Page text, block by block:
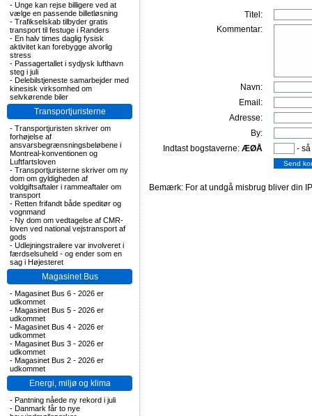
- Unge kan rejse billigere ved at
vælge en passende billetløsning
- Trafikselskab tilbyder gratis
transport til festuge i Randers
- En halv times daglig fysisk
aktivitet kan forebygge alvorlig
stress
- Passagertallet i sydjysk lufthavn
steg i juli
- Delebilstjeneste samarbejder med
kinesisk virksomhed om
selvkørende biler
Transportjuristerne
- Transportjuristen skriver om
forhøjelse af
ansvarsbegrænsningsbeløbene i
Montreal-konventionen og
Luftfartsloven
- Transportjuristerne skriver om ny
dom om gyldigheden af
voldgiftsaftaler i rammeaftaler om
transport
- Retten frifandt både speditør og
vognmand
- Ny dom om vedtagelse af CMR-
loven ved national vejstransport af
gods
- Udlejningstrailere var involveret i
færdselsuheld - og ender som en
sag i Højesteret
Magasinet Bus
- Magasinet Bus 6 - 2026 er
udkommet
- Magasinet Bus 5 - 2026 er
udkommet
- Magasinet Bus 4 - 2026 er
udkommet
- Magasinet Bus 3 - 2026 er
udkommet
- Magasinet Bus 2 - 2026 er
udkommet
Energi, miljø og klima
- Pantning nåede ny rekord i juli
- Danmark får to nye
Titel:
Kommentar:
Navn:
Email:
Adresse:
By:
Indtast bogstaverne: ÆØÅ -
Bemærk: For at undgå misbrug bliver din